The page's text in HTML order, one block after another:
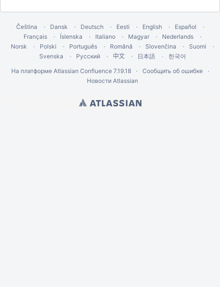
Čeština Dansk Deutsch Eesti English
Español
Français
Íslenska Italiano Magyar
Nederlands
Norsk
Polski Português Română Slovenčina
Suomi
Svenska
Русский 中文 日本語
한국어
На платформе Atlassian Confluence 7.19.18
Сообщить об ошибке
Новости Atlassian